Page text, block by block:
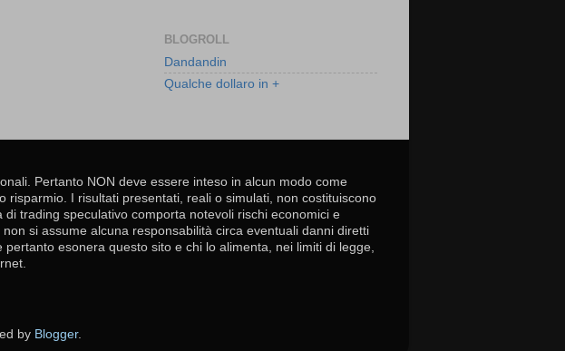
BLOGROLL
Dandandin
Qualche dollaro in +
Pertanto NON deve essere inteso in alcun modo come
I risultati presentati, reali o simulati, non costituiscono
trading speculativo comporta notevoli rischi economici e
si assume alcuna responsabilità circa eventuali danni diretti
esonera questo sito e chi lo alimenta, nei limiti di legge,
by Blogger.